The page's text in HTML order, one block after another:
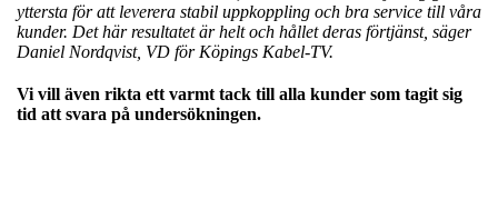
yttersta för att leverera stabil uppkoppling och bra service till våra
kunder. Det här resultatet är helt och hållet deras förtjänst, säger
Daniel Nordqvist, VD för Köpings Kabel-TV.
Vi vill även rikta ett varmt tack till alla kunder som tagit sig
tid att svara på undersökningen.